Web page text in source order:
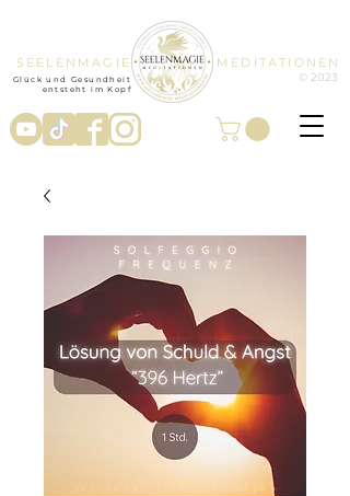
SEELENMAGIE MEDITATIONEN
Glück und Gesundheit
entsteht im Kopf
© 2023